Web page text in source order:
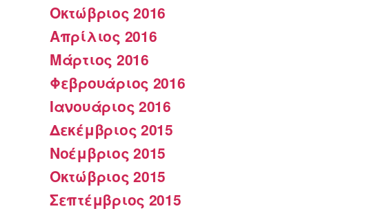
Οκτώβριος 2016
Απρίλιος 2016
Μάρτιος 2016
Φεβρουάριος 2016
Ιανουάριος 2016
Δεκέμβριος 2015
Νοέμβριος 2015
Οκτώβριος 2015
Σεπτέμβριος 2015